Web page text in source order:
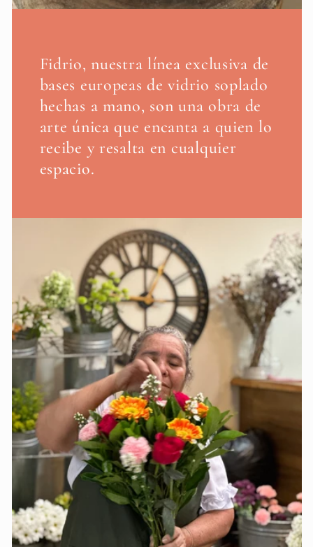
Fidrio, nuestra línea exclusiva de
bases europeas de vidrio soplado
hechas a mano, son una obra de
arte única que encanta a quien lo
recibe y resalta en cualquier
espacio.